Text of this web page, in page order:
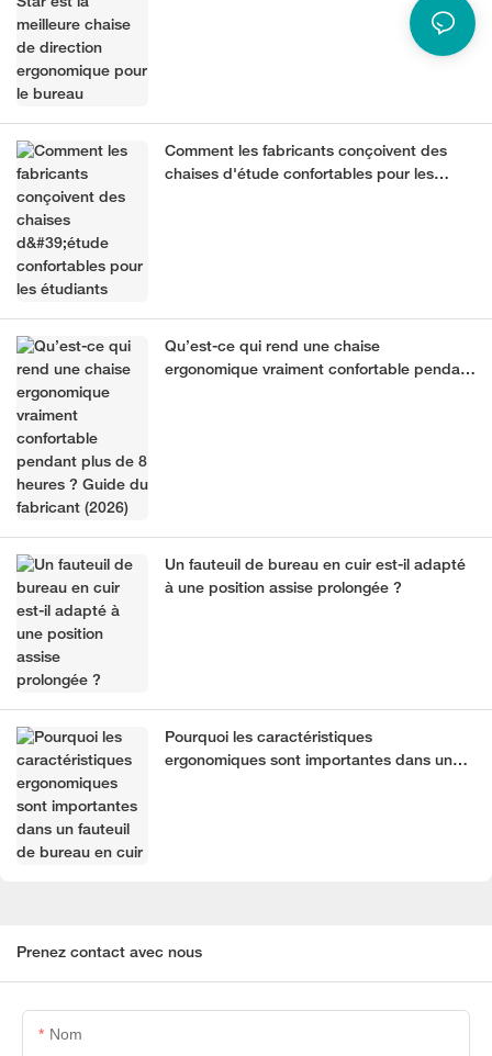
Comment les fabricants conçoivent des
chaises d'étude confortables pour les
Qu’est-ce qui rend une chaise
ergonomique vraiment confortable pendant
Un fauteuil de bureau en cuir est-il adapté
à une position assise prolongée ?
Pourquoi les caractéristiques
ergonomiques sont importantes dans un
Prenez contact avec nous
Nom